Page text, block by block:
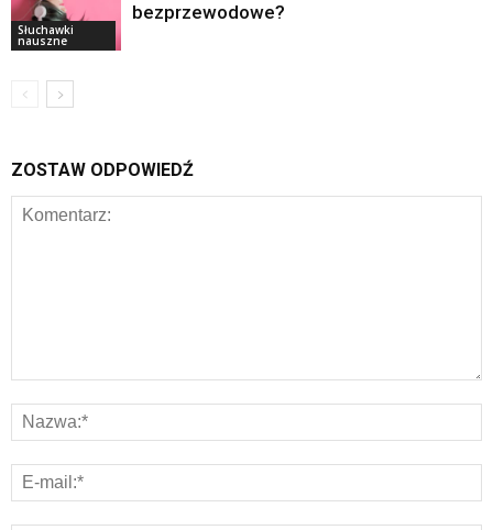
Słuchawki
nauszne
bezprzewodowe?
ZOSTAW ODPOWIEDŹ